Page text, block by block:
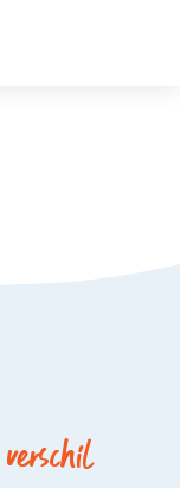
verschil